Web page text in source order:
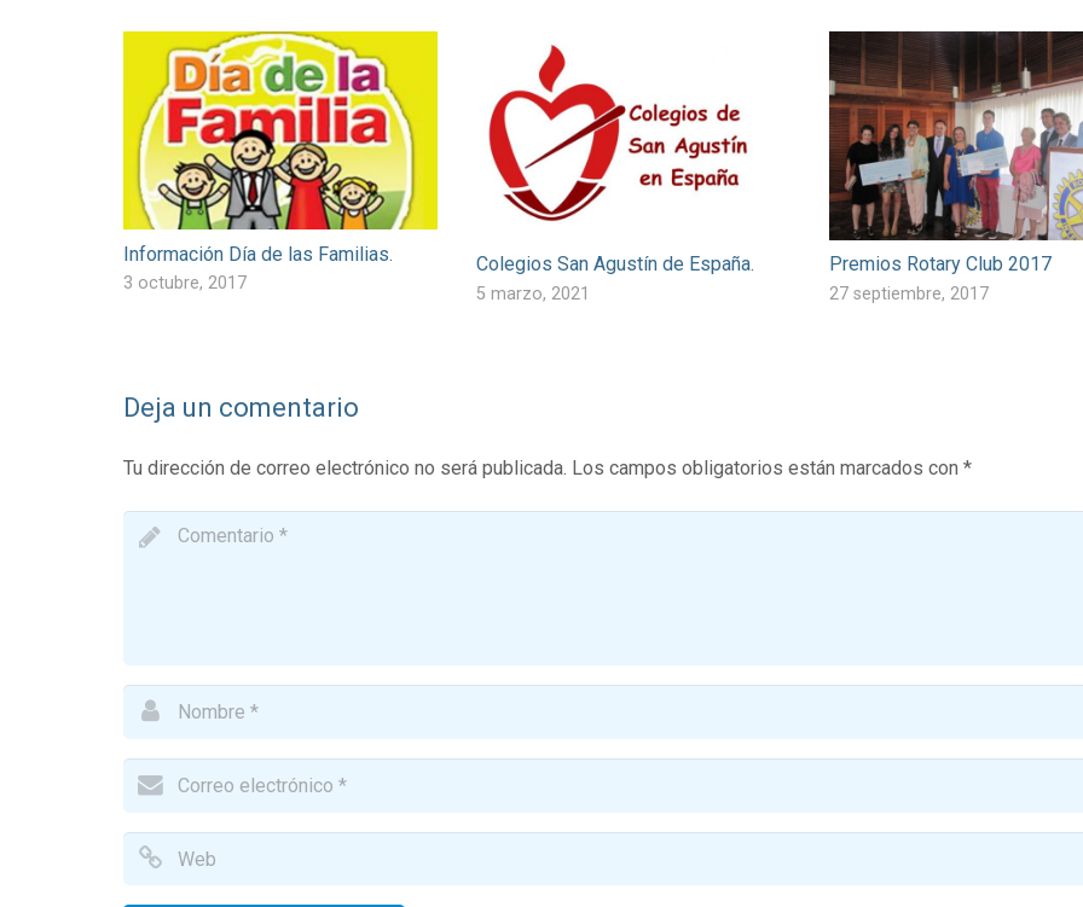
Información Día de las Familias.
3 octubre, 2017
Colegios San Agustín de España.
5 marzo, 2021
Premios Rotary Club 2017
27 septiembre, 2017
Deja un comentario
Tu dirección de correo electrónico no será publicada. Los campos obligatorios están marcados con *